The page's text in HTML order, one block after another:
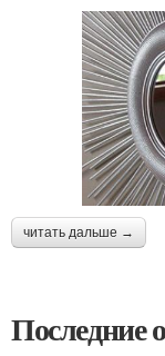
читать дальше →
Последние